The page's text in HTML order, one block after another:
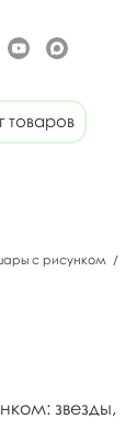
товаров
с рисунком /
звезды,